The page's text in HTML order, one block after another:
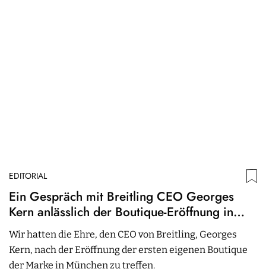
EDITORIAL
Ein Gespräch mit Breitling CEO Georges
Kern anlässlich der Boutique-Eröffnung in
München
Wir hatten die Ehre, den CEO von Breitling, Georges
Kern, nach der Eröffnung der ersten eigenen Boutique
der Marke in München zu treffen.